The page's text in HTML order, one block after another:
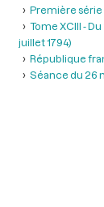
Première série
Tome XCIII -
juillet 1794)
République
Séance du 26